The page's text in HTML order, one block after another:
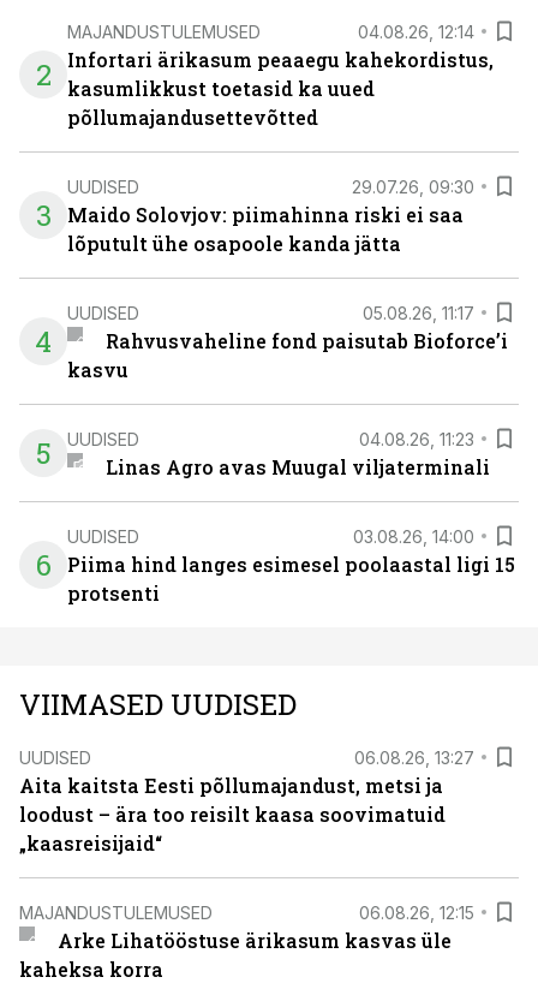
2
MAJANDUSTULEMUSED 04.08.26, 12:14
Infortari ärikasum peaaegu kahekordistus,
kasumlikkust toetasid ka uued
põllumajandusettevõtted
3
UUDISED 29.07.26, 09:30
Maido Solovjov: piimahinna riski ei saa
lõputult ühe osapoole kanda jätta
4
UUDISED 05.08.26, 11:17
Rahvusvaheline fond paisutab Bioforce’i
kasvu
5 UUDISED 04.08.26, 11:23
Linas Agro avas Muugal viljaterminali
6
UUDISED 03.08.26, 14:00
Piima hind langes esimesel poolaastal ligi 15
protsenti
VIIMASED UUDISED
UUDISED 06.08.26, 13:27
Aita kaitsta Eesti põllumajandust, metsi ja
loodust – ära too reisilt kaasa soovimatuid
„kaasreisijaid“
MAJANDUSTULEMUSED 06.08.26, 12:15
Arke Lihatööstuse ärikasum kasvas üle
kaheksa korra